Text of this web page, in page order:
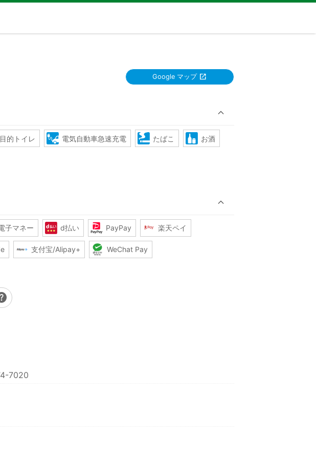
Google マップ
的トイレ 電気自動車急速充電 たばこ お酒
子マネー d払い PayPay 楽天ペイ
支付宝/Alipay+ WeChat Pay
7020